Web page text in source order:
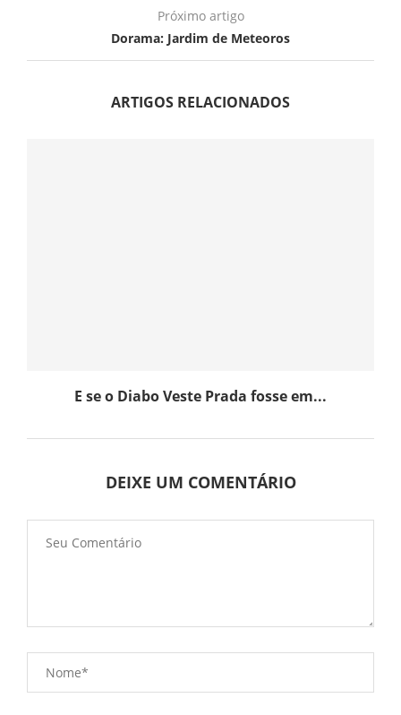
Próximo artigo
Dorama: Jardim de Meteoros
ARTIGOS RELACIONADOS
E se o Diabo Veste Prada fosse em...
DEIXE UM COMENTÁRIO